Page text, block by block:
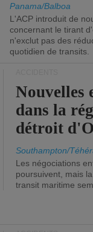
Panama/Balboa
L'ACP introduit de
concernant le tirant
n'exclut pas des
quotidien de transits.
Nouvelles
dans la
détroit
Southampton/
Les négociations
poursuivent, mais
transit maritime